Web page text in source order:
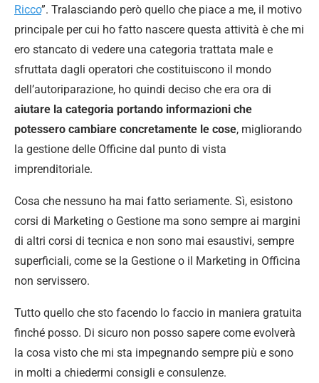
Ricco”. Tralasciando però quello che piace a me, il motivo
principale per cui ho fatto nascere questa attività è che mi
ero stancato di vedere una categoria trattata male e
sfruttata dagli operatori che costituiscono il mondo
dell’autoriparazione, ho quindi deciso che era ora di
aiutare la categoria portando informazioni che
potessero cambiare concretamente le cose, migliorando
la gestione delle Officine dal punto di vista
imprenditoriale.
Cosa che nessuno ha mai fatto seriamente. Sì, esistono
corsi di Marketing o Gestione ma sono sempre ai margini
di altri corsi di tecnica e non sono mai esaustivi, sempre
superficiali, come se la Gestione o il Marketing in Officina
non servissero.
Tutto quello che sto facendo lo faccio in maniera gratuita
finché posso. Di sicuro non posso sapere come evolverà
la cosa visto che mi sta impegnando sempre più e sono
in molti a chiedermi consigli e consulenze.